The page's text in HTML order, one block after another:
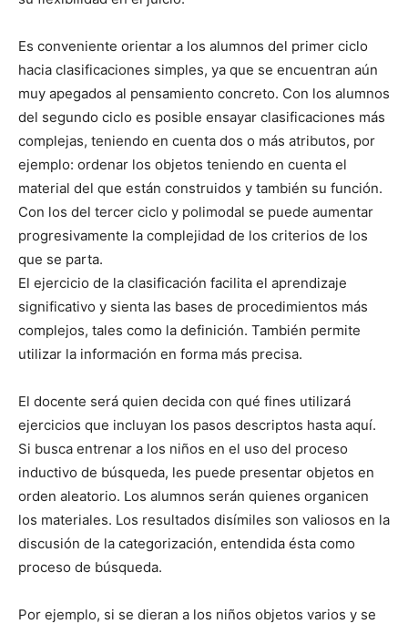
Es conveniente orientar a los alumnos del primer ciclo
hacia clasificaciones simples, ya que se encuentran aún
muy apegados al pensamiento concreto. Con los alumnos
del segundo ciclo es posible ensayar clasificaciones más
complejas, teniendo en cuenta dos o más atributos, por
ejemplo: ordenar los objetos teniendo en cuenta el
material del que están construidos y también su función.
Con los del tercer ciclo y polimodal se puede aumentar
progresivamente la complejidad de los criterios de los
que se parta.
El ejercicio de la clasificación facilita el aprendizaje
significativo y sienta las bases de procedimientos más
complejos, tales como la definición. También permite
utilizar la información en forma más precisa.
El docente será quien decida con qué fines utilizará
ejercicios que incluyan los pasos descriptos hasta aquí.
Si busca entrenar a los niños en el uso del proceso
inductivo de búsqueda, les puede presentar objetos en
orden aleatorio. Los alumnos serán quienes organicen
los materiales. Los resultados disímiles son valiosos en la
discusión de la categorización, entendida ésta como
proceso de búsqueda.
Por ejemplo, si se dieran a los niños objetos varios y se